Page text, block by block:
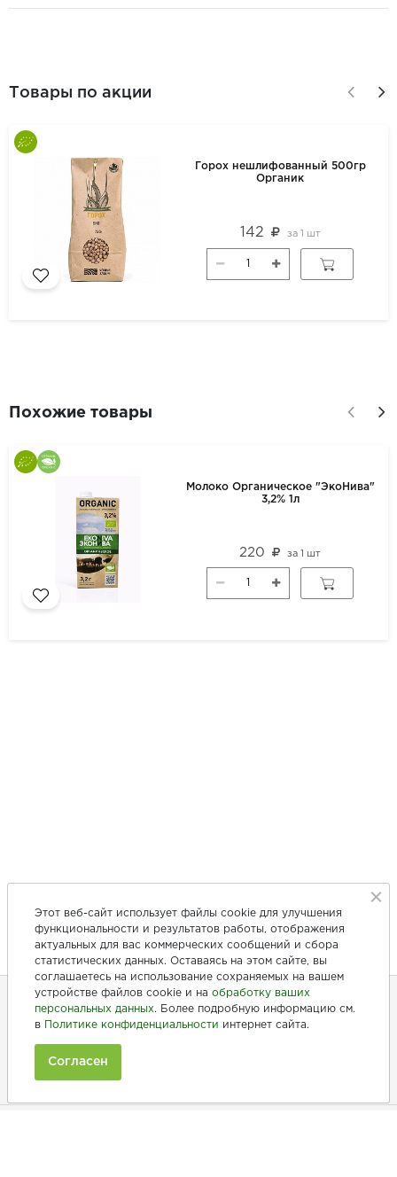
Товары по акции
Горох нешлифованный 500гр
Органик
142 за 1 шт
Похожие товары
Молоко Органическое "ЭкоНива"
3,2% 1л
220 за1 шт
+7 (846) 275-20-10
Этот веб-сайт использует файлы cookie для улучшения
функциональности и результатов работы, отображения
актуальных для вас коммерческих сообщений и сбора
статистических данных. Оставаясь на этом сайте, вы
соглашаетесь на использование сохраняемых на вашем
устройстве файлов cookie и на обработку ваших
персональных данных. Более подробную информацию см.
в
Политике конфиденциальности интернет сайта.
Согласен